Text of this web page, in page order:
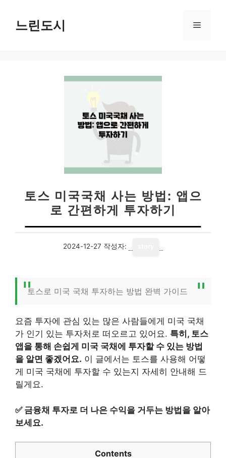
느린도시 메
토스 미국국채 사는 방법: 앱으
로 간편하게 투자하기
2024-12-27 작성자:
토스로 미국 국채 투자하는 방법 완벽 가이드
요즘 투자에 관심 있는 많은 사람들에게 미국 국채
가 인기 있는 투자처로 떠오르고 있어요. 특히, 토스
앱을 통해 손쉽게 미국 국채에 투자할 수 있는 방법
을 알면 좋겠어요. 이 글에서는 토스를 사용해 어떻
게 미국 국채에 투자할 수 있는지 자세히 안내해 드
릴게요.
✅ 금융채 투자로 더 나은 수익을 거두는 방법을 알아
보세요.
Contents